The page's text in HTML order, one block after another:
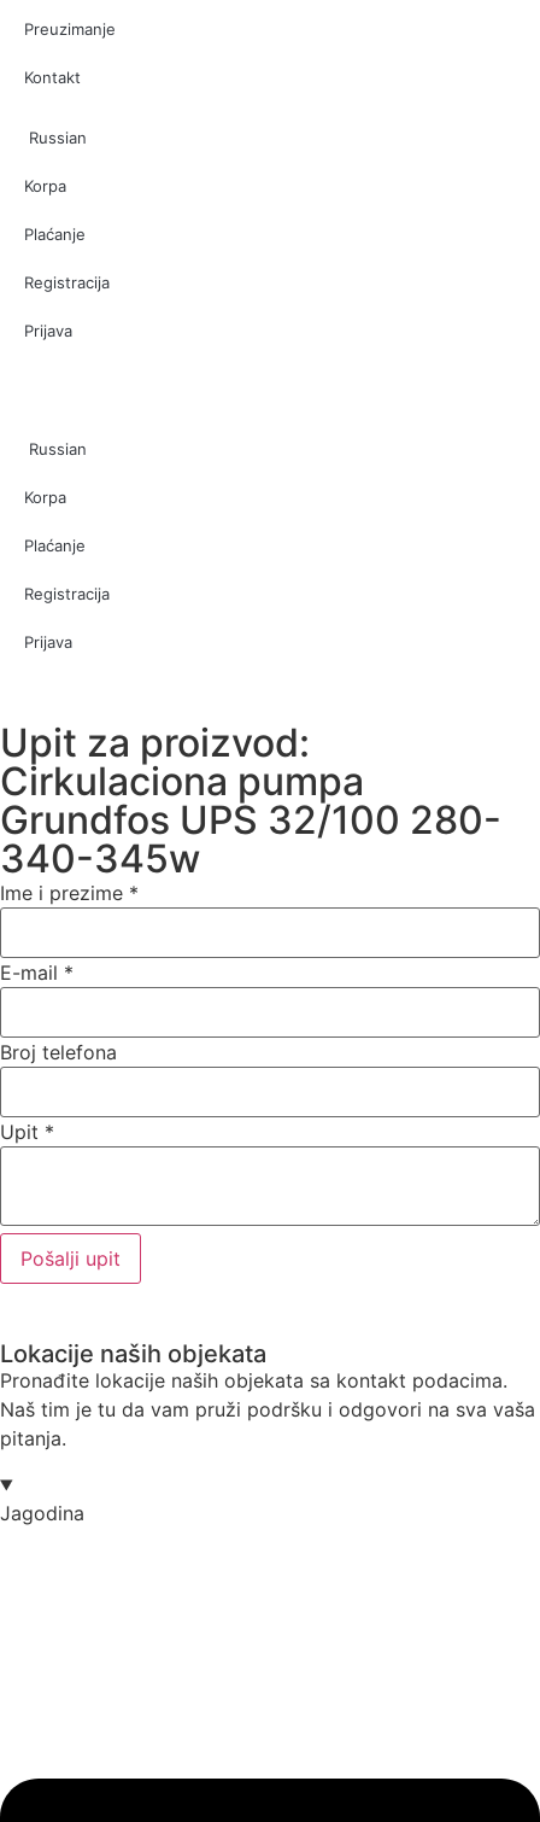
Preuzimanje
Kontakt
Russian
Korpa
Plaćanje
Registracija
Prijava
Russian
Korpa
Plaćanje
Registracija
Prijava
Upit za proizvod:
Cirkulaciona pumpa
Grundfos UPS 32/100 280-
340-345w
Ime i prezime *
E-mail *
Broj telefona
Upit *
Pošalji upit
Lokacije naših objekata
Pronađite lokacije naših objekata sa kontakt podacima.
Naš tim je tu da vam pruži podršku i odgovori na sva vaša
pitanja.
Jagodina